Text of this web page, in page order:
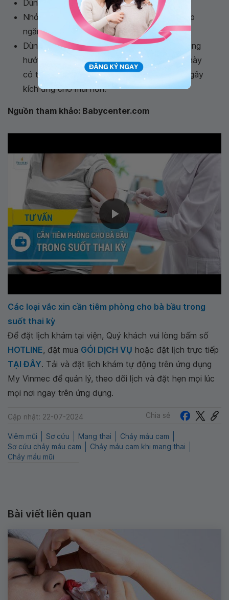
Dùng dầu bôi hoặc sáp để giữ ẩm cho mũi
Nhỏ hoặc xịt dung dịch nước muối loãng giúp
ngăn ngừa tình trạng chảy máu cam
Dùng thuốc xịt mũi, thuốc thông mũi theo đúng
hướng dẫn của bác sĩ bởi những loại thuốc này
có thể làm cho mũi bạn trở nên khô hơn và gây
kích ứng cho mũi hơn.
Nguồn tham khảo: Babycenter.com
Các loại vắc xin cần tiêm phòng cho bà bầu trong
suốt thai kỳ
Để đặt lịch khám tại viện, Quý khách vui lòng bấm số
HOTLINE, đặt mua GÓI DỊCH VỤ hoặc đặt lịch trực tiếp
TẠI ĐÂY. Tải và đặt lịch khám tự động trên ứng dụng
My Vinmec để quản lý, theo dõi lịch và đặt hẹn mọi lúc
mọi nơi ngay trên ứng dụng.
Cập nhật: 22-07-2024 Chia sẻ
Viêm mũi Sơ cứu Mang thai
Chảy máu cam
Sơ cứu chảy máu cam
Chảy máu cam khi mang thai
Chảy máu mũi
Bài viết liên quan